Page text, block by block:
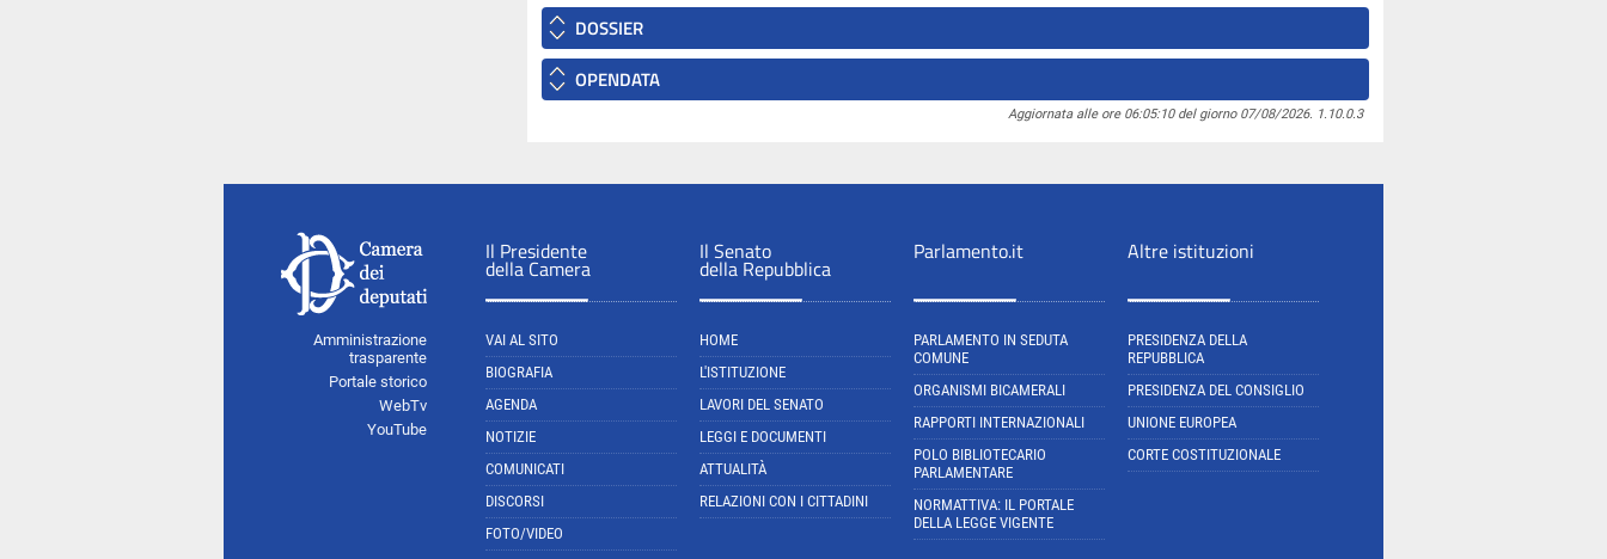
DOSSIER
OPENDATA
Aggiornata alle ore 06:05:10 del giorno 07/08/2026. 1.10.0.3
Amministrazione
trasparente
Portale storico
WebTv
YouTube
Il Presidente
della Camera
VAI AL SITO
BIOGRAFIA
AGENDA
NOTIZIE
COMUNICATI
DISCORSI
FOTO/VIDEO
Il Senato
della Repubblica
HOME
L'ISTITUZIONE
LAVORI DEL SENATO
LEGGI E DOCUMENTI
ATTUALITÀ
RELAZIONI CON I CITTADINI
Parlamento.it
PARLAMENTO IN SEDUTA
COMUNE
ORGANISMI BICAMERALI
RAPPORTI INTERNAZIONALI
POLO BIBLIOTECARIO
PARLAMENTARE
NORMATTIVA: IL PORTALE
DELLA LEGGE VIGENTE
Altre istituzioni
PRESIDENZA DELLA
REPUBBLICA
PRESIDENZA DEL CONSIGLIO
UNIONE EUROPEA
CORTE COSTITUZIONALE